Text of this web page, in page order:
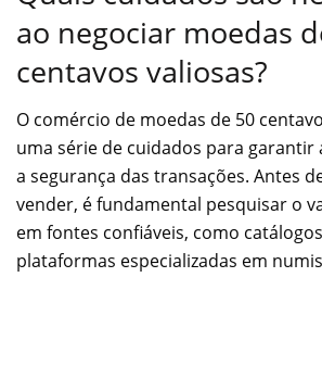
ao negociar moedas
centavos valiosas?
O comércio de moedas de 50
uma série de cuidados para garantir
a segurança das transações. Antes
vender, é fundamental pesquisar o
em fontes confiáveis, como
plataformas especializadas em